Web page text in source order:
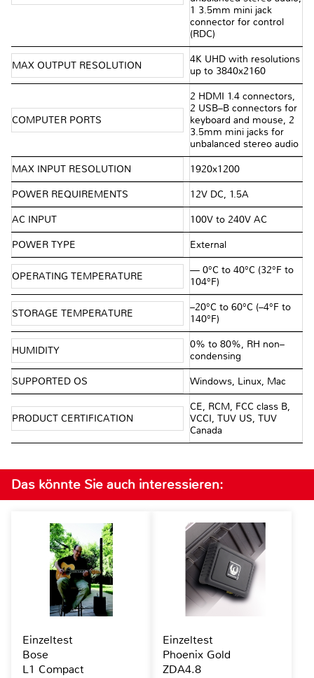
1 3.5mm mini jack
connector for control
(RDC)
MAX OUTPUT RESOLUTION
4K UHD with resolutions
up to 3840x2160
COMPUTER PORTS
2 HDMI 1.4 connectors,
2 USB–B connectors for
keyboard and mouse, 2
3.5mm mini jacks for
unbalanced stereo audio
MAX INPUT RESOLUTION 1920x1200
POWER REQUIREMENTS 12V DC, 1.5A
AC INPUT 100V to 240V AC
POWER TYPE External
OPERATING TEMPERATURE
— 0°C to 40°C (32°F to
104°F)
STORAGE TEMPERATURE
–20°C to 60°C (–4°F to
140°F)
HUMIDITY
0% to 80%, RH non–
condensing
SUPPORTED OS Windows, Linux, Mac
PRODUCT CERTIFICATION
CE, RCM, FCC class B,
VCCI, TUV US, TUV
Canada
Das könnte Sie auch interessieren:
Einzeltest
Bose
L1 Compact
Einzeltest
Phoenix Gold
ZDA4.8